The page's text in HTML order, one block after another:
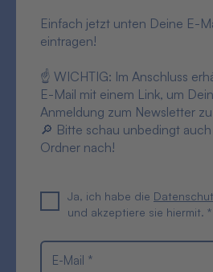
Einfach jetzt unten Deine E-
eintragen!
☝ WICHTIG: Im Anschluss
E-Mail mit einem Link, um
Anmeldung zum Newsletter
🔎 Bitte schau unbedingt
Ordner nach!
E-Mail *
Ja, ich habe die
und akzeptiere sie hiermit. *